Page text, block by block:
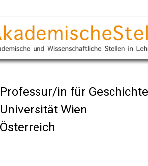
Professur/in für Geschichte
Universität Wien
Österreich